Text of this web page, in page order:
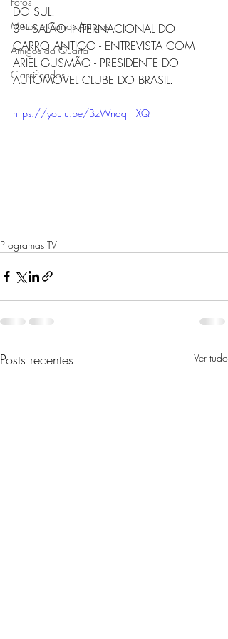
Motos e Carros Antigos
Amigos da Quarta
Classificados
DO SUL.
3ª - SALÃO INTERNACIONAL DO
CARRO ANTIGO - ENTREVISTA COM
ARIEL GUSMÃO - PRESIDENTE DO
AUTOMOVEL CLUBE DO BRASIL.
https://youtu.be/BzWnqqjj_XQ
Programas TV
Posts recentes Ver tudo